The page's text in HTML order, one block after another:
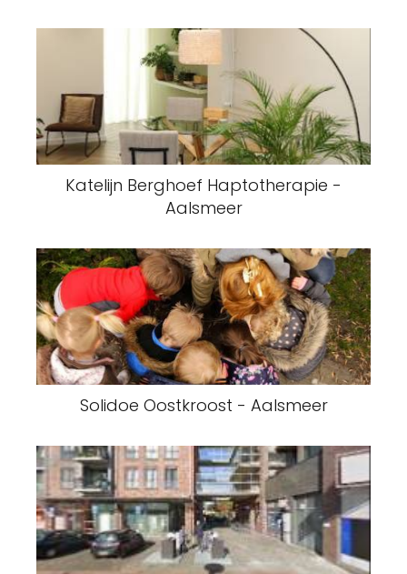
Katelijn Berghoef Haptotherapie -
Aalsmeer
Solidoe Oostkroost - Aalsmeer